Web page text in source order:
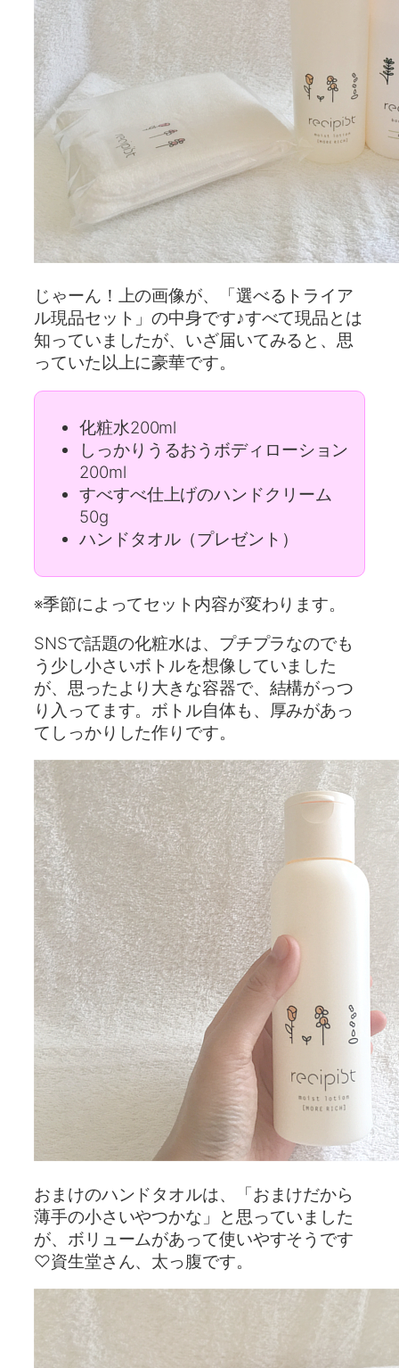
じゃーん！上の画像が、「選べるトライア
ル現品セット」の中身です♪すべて現品とは
知っていましたが、いざ届いてみると、思
っていた以上に豪華です。
化粧水200ml
しっかりうるおうボディローション
200ml
すべすべ仕上げのハンドクリーム
50g
ハンドタオル（プレゼント）
※季節によってセット内容が変わります。
SNSで話題の化粧水は、プチプラなのでも
う少し小さいボトルを想像していました
が、思ったより大きな容器で、結構がっつ
り入ってます。ボトル自体も、厚みがあっ
てしっかりした作りです。
おまけのハンドタオルは、「おまけだから
薄手の小さいやつかな」と思っていました
が、ボリュームがあって使いやすそうです
♡資生堂さん、太っ腹です。